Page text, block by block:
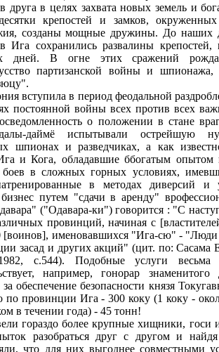
в целях захвата новых земель и
крепостей и замков,
созданы мощные дружины. До наших
сохранились развалины крепостей,
дней. В огне этих сражений
партизанской войны и шпионажа,
вступила в период феодальной
постоянной войны всех против всех
о положении в стане
даймё испытывали острейшую
шпионах и разведчиках, а как
и Кога, обладавшие ббогатым опытом
боев в сложных горных условиях,
в методах диверсий и
путем "сдачи в аренду"
("Одавара-ки") говорится : "С
провинций, начиная с
[воинов], именовавшихся "Ига-сю" -
засад и других акций" (цит. по: Сасама
с.544). Подобные услуги весьма
например, гонорар знаменитого
обеспечение безопасности князя
по провинции Ига - 300 коку (1 коку -
в течении года) - 45 тонн!
гораздо более крупные хищники, госи
разобраться друг с другом и
что для них выгоднее совместными